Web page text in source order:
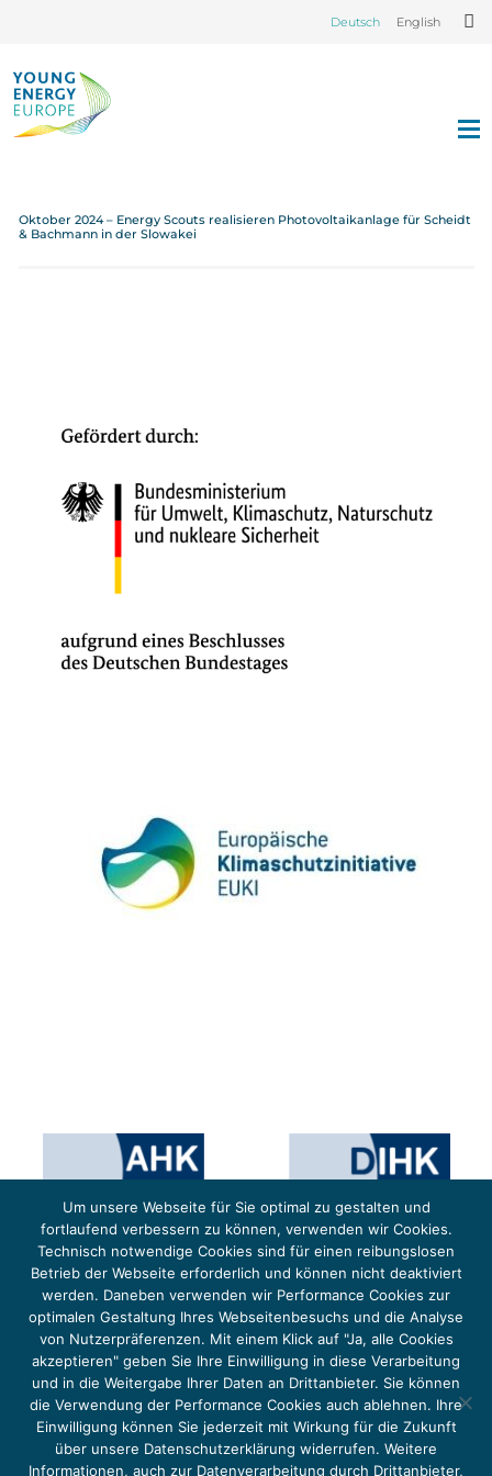
Deutsch English
Oktober 2024 – Energy Scouts realisieren Photovoltaikanlage für Scheidt
& Bachmann in der Slowakei
Das Projekt YOUNG ENERGY EUROPE wird gefördert durch die Europäische Klimaschutzinitiative (EUKI).
Die EUKI ist ein Förderinstrument des deutschen Bundesministeriums für Umwelt, Klimaschutz,
Naturschutz und nukleare Sicherheit (BMUKN). Übergeordnetes Ziel der EUKI ist eine Intensivierung des
grenzüberschreitenden Dialogs sowie des Wissens- und Erfahrungsaustauschs in der Europäischen Union,
um gemeinsam die Umsetzung des Paris Abkommens voranzutreiben.
Um unsere Webseite für Sie optimal zu gestalten und
fortlaufend verbessern zu können, verwenden wir Cookies.
Technisch notwendige Cookies sind für einen reibungslosen
Betrieb der Webseite erforderlich und können nicht deaktiviert
werden. Daneben verwenden wir Performance Cookies zur
optimalen Gestaltung Ihres Webseitenbesuchs und die Analyse
von Nutzerpräferenzen. Mit einem Klick auf "Ja, alle Cookies
akzeptieren" geben Sie Ihre Einwilligung in diese Verarbeitung
und in die Weitergabe Ihrer Daten an Drittanbieter. Sie können
die Verwendung der Performance Cookies auch ablehnen. Ihre
Einwilligung können Sie jederzeit mit Wirkung für die Zukunft
über unsere Datenschutzerklärung widerrufen. Weitere
Informationen, auch zur Datenverarbeitung durch Drittanbieter,